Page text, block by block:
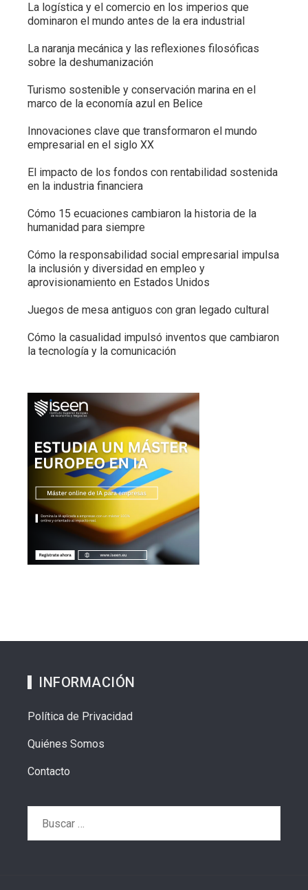
La logística y el comercio en los imperios que
dominaron el mundo antes de la era industrial
La naranja mecánica y las reflexiones filosóficas
sobre la deshumanización
Turismo sostenible y conservación marina en el
marco de la economía azul en Belice
Innovaciones clave que transformaron el mundo
empresarial en el siglo XX
El impacto de los fondos con rentabilidad sostenida
en la industria financiera
Cómo 15 ecuaciones cambiaron la historia de la
humanidad para siempre
Cómo la responsabilidad social empresarial impulsa
la inclusión y diversidad en empleo y
aprovisionamiento en Estados Unidos
Juegos de mesa antiguos con gran legado cultural
Cómo la casualidad impulsó inventos que cambiaron
la tecnología y la comunicación
INFORMACIÓN
Política de Privacidad
Quiénes Somos
Contacto